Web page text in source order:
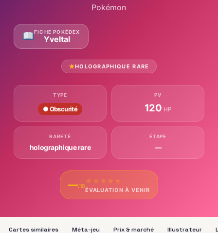
Pokémon
FICHE POKÉDEX
Yveltal
HOLOGRAPHIQUE RARE
TYPE
● Obscurité
PV
120 HP
RARETÉ
holographique rare
ÉTAPE
—
—/10
★ ★ ★ ★ ★
ÉVALUATION À VENIR
Cartes similaires Méta-jeu Prix & marché Illustrateur